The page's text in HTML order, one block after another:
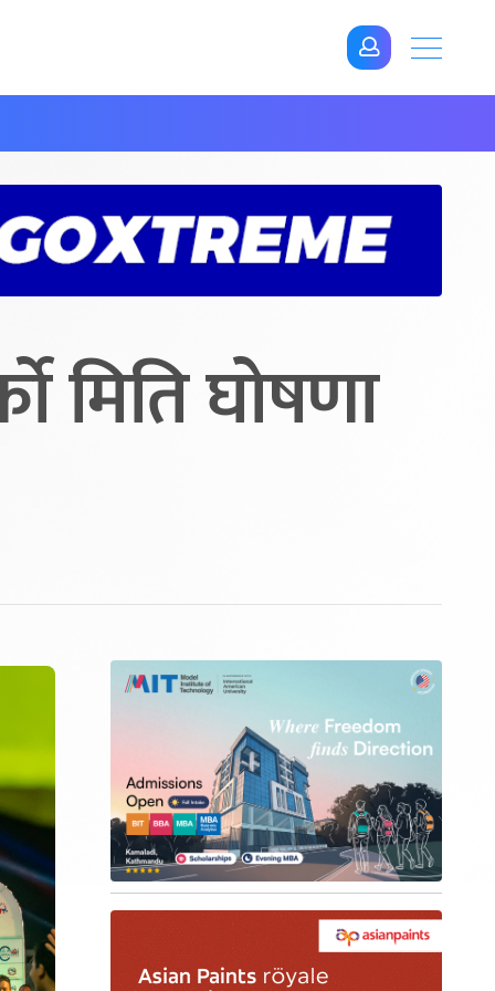
मिति घोषणा